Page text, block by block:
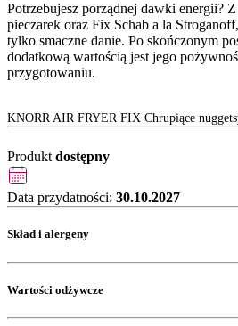
Potrzebujesz porządnej dawki energii? Z
pieczarek oraz Fix Schab a la
tylko smaczne danie. Po skończonym
dodatkową wartością jest jego
przygotowaniu.
KNORR AIR FRYER FIX Chrupiące
Produkt dostępny
Data przydatności: 30.10.2027
Skład i alergeny
Wartości odżywcze